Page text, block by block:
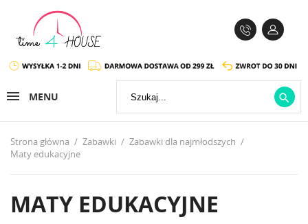
MENU 
Strona główna Zabawki
Zabawki dla najmłodszych
Maty edukacyjne
MATY EDUKACYJNE